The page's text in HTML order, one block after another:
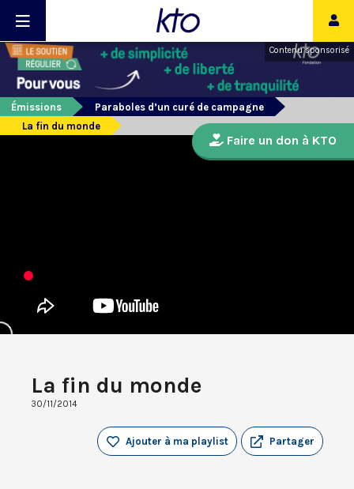
Contenu sponsorisé
Émissions
Paraboles d’un curé de campagne
La fin du monde
La fin du monde
30/11/2014
Partager
Ajouter à ma playlist
Faire un don à KTO